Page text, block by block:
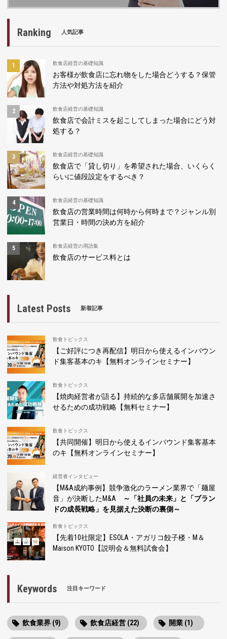
Ranking 人気記事
飲食店経営の基礎知識
お客様が飲食店に忘れ物をした場合どうする？保管
方法や対処方法を紹介
飲食店経営の基礎知識
飲食店で会計ミスを起こしてしまった場合にどう対
処する？
飲食店経営の基礎知識
飲食店で「貸し切り」を希望された場合、いくらく
らいに値段設定をするべき？
飲食店経営の基礎知識
飲食店の営業時間は何時から何時まで？ジャンル別
営業日・時間の決め方を紹介
飲食店経営の用語集
飲食店のサービス料とは
Latest Posts 新着記事
飲食トピックス
【ご好評につき再配信】明日から使えるインバウン
ド集客基本のキ【無料オンラインセミナー】
飲食トピックス
【焼肉経営者が語る】持続的な多店舗展開を加速さ
せるための成功戦略【無料セミナー】
飲食トピックス
【共同開催】明日から使えるインバウンド集客基本
のキ【無料オンラインセミナー】
経営者インタビュー
【M&A成約事例】競争激化のラーメン業界で「麺屋
音」が決断したM&A
～「社員の未来」と「ブラン
ドの成長戦略」を見据えた決断の裏側～
飲食トピックス
【先着10社限定】ESOLA・アガリコ餃子楼・M＆
Maison KYOTO【説明会＆無料試食会】
Keywords 注目キーワード
飲食業界 (9) 飲食店経営 (22) 開業 (1)